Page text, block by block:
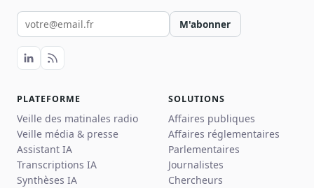
Votre email pour la newsletter
M'abonner
PLATEFORME
Veille des matinales radio
Veille média & presse
Assistant IA
Transcriptions IA
Synthèses IA
SOLUTIONS
Affaires publiques
Affaires réglementaires
Parlementaires
Journalistes
Chercheurs